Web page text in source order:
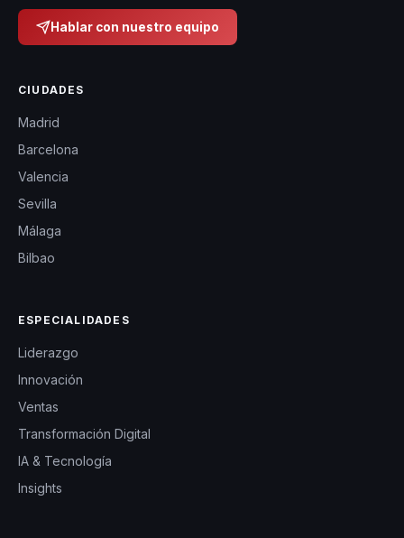
Hablar con nuestro equipo
CIUDADES
Madrid
Barcelona
Valencia
Sevilla
Málaga
Bilbao
ESPECIALIDADES
Liderazgo
Innovación
Ventas
Transformación Digital
IA & Tecnología
Insights